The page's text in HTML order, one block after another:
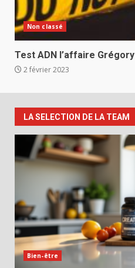
Non classé
Test ADN l’affaire Grégory
2 février 2023
LA SELECTION DE LA TEAM
Bien-être